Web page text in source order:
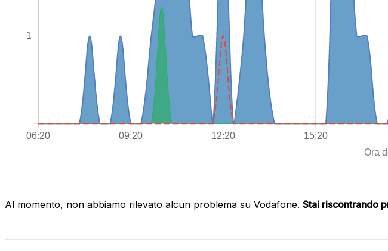
Al momento, non abbiamo rilevato alcun problema su Vodafone. Stai riscontrando